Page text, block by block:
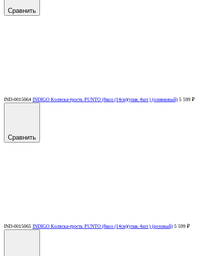
Сравнить
IND-0015064 INDIGO Коляска-трость PUNTO (8кол.(14см)(упак.4шт.) (оливковый) 5 599 ₽
Сравнить
IND-0015065 INDIGO Коляска-трость PUNTO (8кол.(14см)(упак.4шт.) (розовый) 5 599 ₽